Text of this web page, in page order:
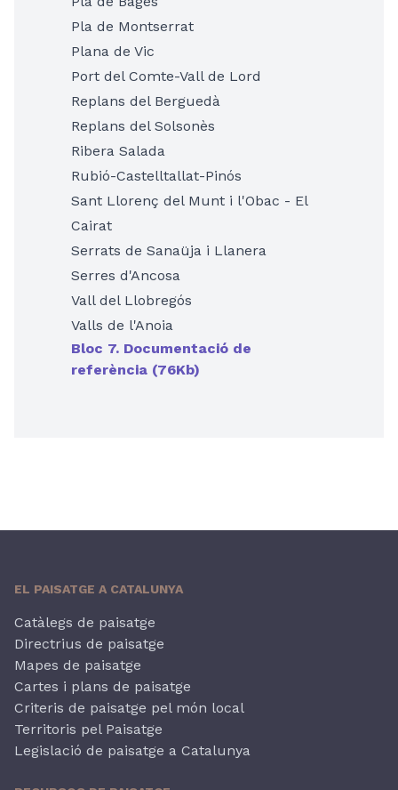
Pla de Montserrat
Plana de Vic
Port del Comte-Vall de Lord
Replans del Berguedà
Replans del Solsonès
Ribera Salada
Rubió-Castelltallat-Pinós
Sant Llorenç del Munt i l'Obac - El
Cairat
Serrats de Sanaüja i Llanera
Serres d'Ancosa
Vall del Llobregós
Valls de l'Anoia
Bloc 7. Documentació de
referència (76Kb)
EL PAISATGE A CATALUNYA
Catàlegs de paisatge
Directrius de paisatge
Mapes de paisatge
Cartes i plans de paisatge
Criteris de paisatge pel món local
Territoris pel Paisatge
Legislació de paisatge a Catalunya